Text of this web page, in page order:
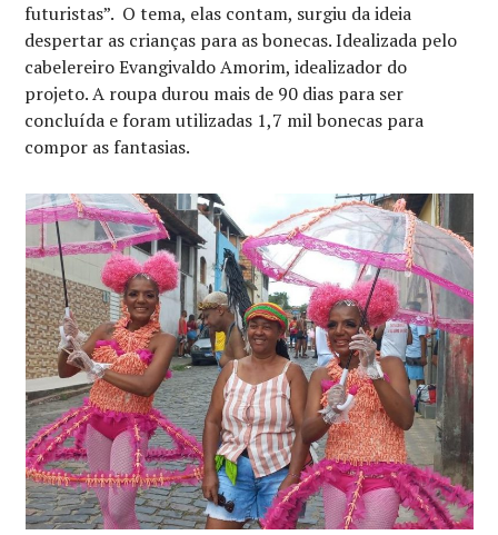
futuristas”. O tema, elas contam, surgiu da ideia
despertar as crianças para as bonecas. Idealizada pelo
cabelereiro Evangivaldo Amorim, idealizador do
projeto. A roupa durou mais de 90 dias para ser
concluída e foram utilizadas 1,7 mil bonecas para
compor as fantasias.